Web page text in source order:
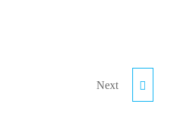
IKINCI EL PEHLIVAN
Next